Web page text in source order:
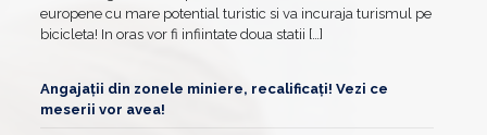
europene cu mare potential turistic si va incuraja turismul pe
bicicleta! In oras vor fi infiintate doua statii […]
Angajații din zonele miniere, recalificați! Vezi ce
meserii vor avea!